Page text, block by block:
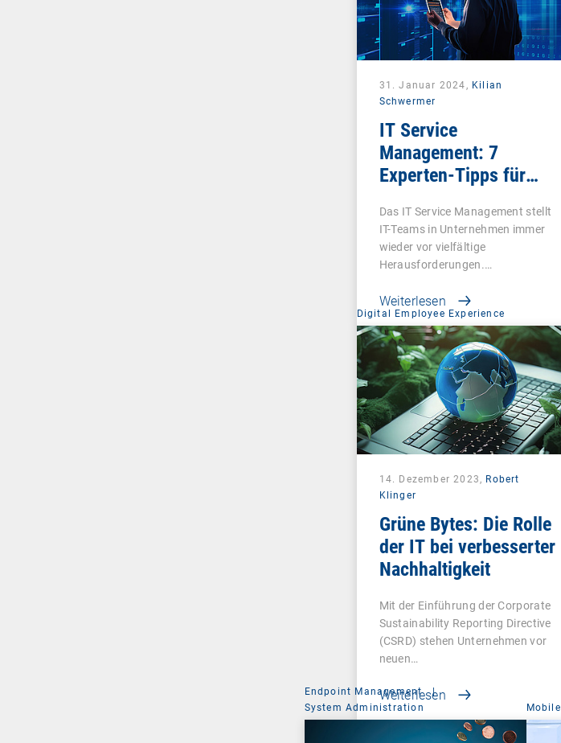
31. Januar 2024, Kilian
Schwermer
IT Service
Management: 7
Experten-Tipps für
Das IT Service Management stellt
IT-Teams in Unternehmen immer
wieder vor vielfältige
Herausforderungen.…
Weiterlesen
Digital Employee Experience
14. Dezember 2023, Robert
Klinger
Grüne Bytes: Die Rolle
der IT bei verbesserter
Nachhaltigkeit
Mit der Einführung der Corporate
Sustainability Reporting Directive
(CSRD) stehen Unternehmen vor
neuen…
Weiterlesen
Endpoint Management
|
System Administration